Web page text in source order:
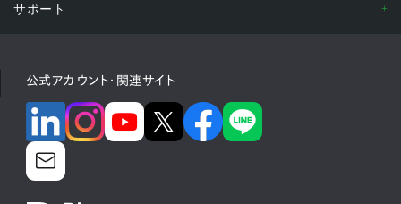
サポート
公式アカウント・関連サイト